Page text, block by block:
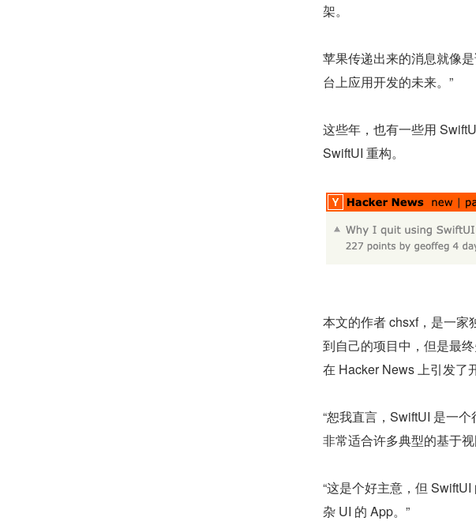
架。
苹果传递出来的消息就像
台上应用开发的未来。”
这些年，也有一些用
SwiftUI 重构。
本文的作者 chsxf，是一家
到自己的项目中，但是最
在 Hacker News 上引发了
“恕我直言，SwiftUI 是一
非常适合许多典型的基于
“这是个好主意，但
杂 UI 的 App。”